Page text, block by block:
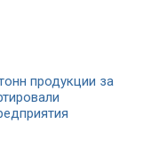
продукции за